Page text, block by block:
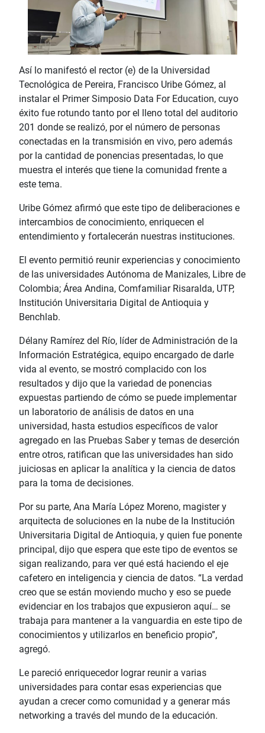
Así lo manifestó el rector (e) de la Universidad
Tecnológica de Pereira, Francisco Uribe Gómez, al
instalar el Primer Simposio Data For Education, cuyo
éxito fue rotundo tanto por el lleno total del auditorio
201 donde se realizó, por el número de personas
conectadas en la transmisión en vivo, pero además
por la cantidad de ponencias presentadas, lo que
muestra el interés que tiene la comunidad frente a
este tema.
Uribe Gómez afirmó que este tipo de deliberaciones e
intercambios de conocimiento, enriquecen el
entendimiento y fortalecerán nuestras instituciones.
El evento permitió reunir experiencias y conocimiento
de las universidades Autónoma de Manizales, Libre de
Colombia; Área Andina, Comfamiliar Risaralda, UTP,
Institución Universitaria Digital de Antioquia y
Benchlab.
Délany Ramírez del Río, líder de Administración de la
Información Estratégica, equipo encargado de darle
vida al evento, se mostró complacido con los
resultados y dijo que la variedad de ponencias
expuestas partiendo de cómo se puede implementar
un laboratorio de análisis de datos en una
universidad, hasta estudios específicos de valor
agregado en las Pruebas Saber y temas de deserción
entre otros, ratifican que las universidades han sido
juiciosas en aplicar la analítica y la ciencia de datos
para la toma de decisiones.
Por su parte, Ana María López Moreno, magister y
arquitecta de soluciones en la nube de la Institución
Universitaria Digital de Antioquia, y quien fue ponente
principal, dijo que espera que este tipo de eventos se
sigan realizando, para ver qué está haciendo el eje
cafetero en inteligencia y ciencia de datos. “La verdad
creo que se están moviendo mucho y eso se puede
evidenciar en los trabajos que expusieron aquí… se
trabaja para mantener a la vanguardia en este tipo de
conocimientos y utilizarlos en beneficio propio”,
agregó.
Le pareció enriquecedor lograr reunir a varias
universidades para contar esas experiencias que
ayudan a crecer como comunidad y a generar más
networking a través del mundo de la educación.